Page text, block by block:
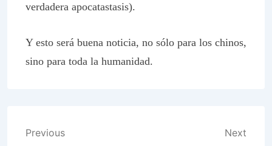
verdadera apocatastasis).
Y esto será buena noticia, no sólo para los chinos,
sino para toda la humanidad.
Post
Previous Next